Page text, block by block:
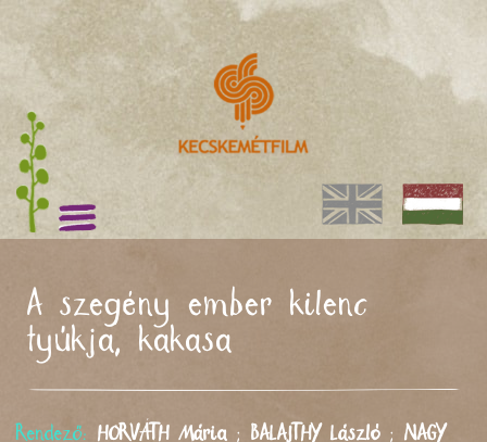
A szegény ember kilenc
tyúkja, kakasa
Rendező: HORVÁTH Mária ; BALAJTHYLászló ; NAGY